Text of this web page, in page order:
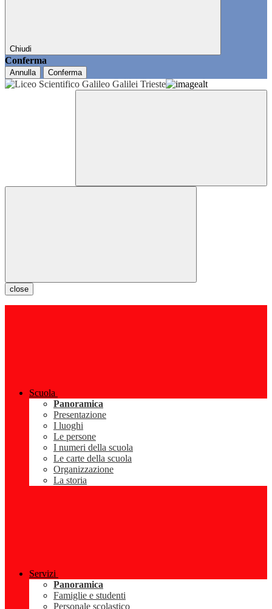
Chiudi
Conferma
Annulla Conferma
close
Scuola
Panoramica
Presentazione
I luoghi
Le persone
I numeri della scuola
Le carte della scuola
Organizzazione
La storia
Servizi
Panoramica
Famiglie e studenti
Personale scolastico